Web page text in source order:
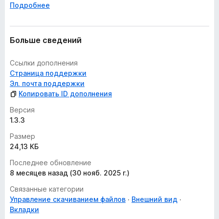
Подробнее
Больше сведений
Ссылки дополнения
Страница поддержки
Эл. почта поддержки
Копировать ID дополнения
Версия
1.3.3
Размер
24,13 КБ
Последнее обновление
8 месяцев назад (30 нояб. 2025 г.)
Связанные категории
Управление скачиванием файлов
Внешний вид
Вкладки